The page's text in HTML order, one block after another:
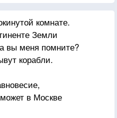
духа:
тыщи
уха
пищи..
глазами,
комнате.
Земли
вы меня помните?
корабли.
в Москве
очень прелестная!